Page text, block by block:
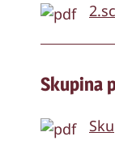
Skupina